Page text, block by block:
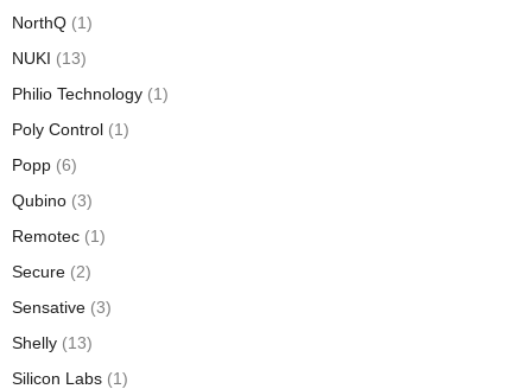
NorthQ (1)
NUKI (13)
Philio Technology (1)
Poly Control (1)
Popp (6)
Qubino (3)
Remotec (1)
Secure (2)
Sensative (3)
Shelly (13)
Silicon Labs (1)